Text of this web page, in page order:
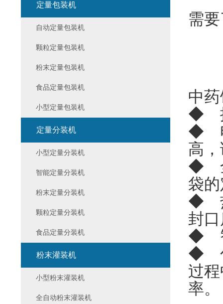
需
中
◆
◆
高
◆
袋
◆
封
◆
◆
过
率。
定量包装机
自动定量包装机
颗粒定量包装机
粉末定量包装机
食品定量包装机
小型定量包装机
定量分装机
小型定量分装机
智能定量分装机
粉末定量分装机
颗粒定量分装机
食品定量分装机
粉末灌装机
小型粉末灌装机
全自动粉末灌装机